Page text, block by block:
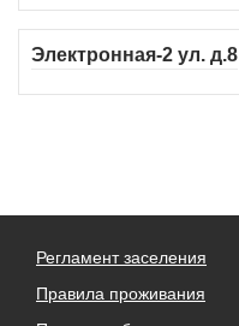
Электронная-2 ул. д.8
Регламент заселения
Правила проживания